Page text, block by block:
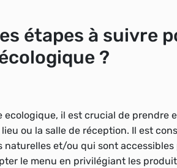
étapes à suivre
?
ecologique, il est crucial de prendre
ou la salle de réception. Il est
naturelles et/ou qui sont
le menu en privilégiant les